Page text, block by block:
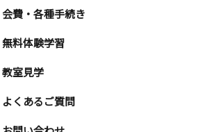
会費・各種手続き
無料体験学習
教室見学
よくあるご質問